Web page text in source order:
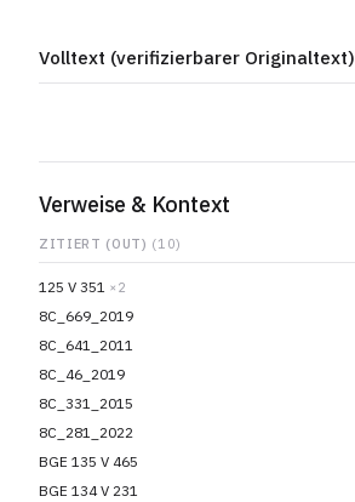
Volltext (verifizierbarer Originaltext)
Verweise & Kontext
ZITIERT (OUT) (10)
125 V 351 ×2
8C_669_2019
8C_641_2011
8C_46_2019
8C_331_2015
8C_281_2022
BGE 135 V 465
BGE 134 V 231